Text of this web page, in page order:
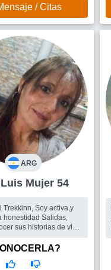
/ Citas
ARG
San Luis Mujer 54
Trekkinn, Soy activa,y
q es un grupo muy
se ...
amistad y si hay